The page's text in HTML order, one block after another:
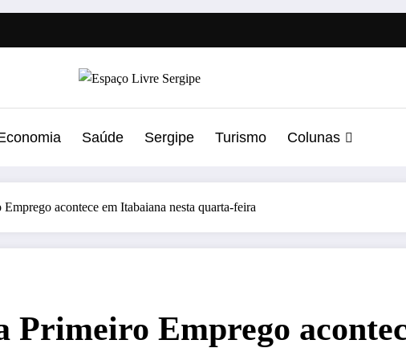
Saúde Sergipe Turismo Colunas
acontece em Itabaiana nesta quarta-feira
Emprego